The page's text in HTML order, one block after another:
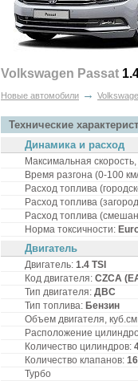
Volkswagen Passat
Новые автомобили →
Технические
Динамика и расход
Максимальная
Время разгона (0-100
Расход топлива
Расход топлива
Расход топлива
Норма токсичности:
Двигатель
Двигатель: 1.4 TSI
Код двигателя: CZCA
Тип двигателя: ДВС
Тип топлива: Бензин
Объем двигателя,
Расположение
Количество цилиндров:
Количество клапанов: 16
Турбо